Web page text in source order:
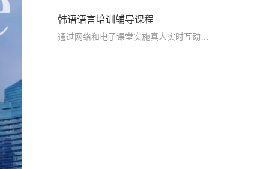
韩语语言培训辅导课程